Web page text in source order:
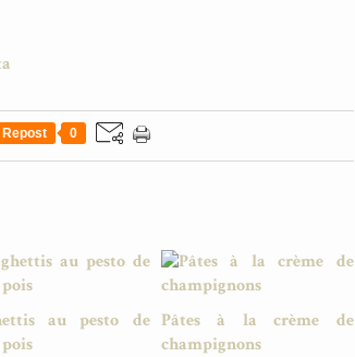
Repost 0
au pesto de Pâtes à la crème de
champignons